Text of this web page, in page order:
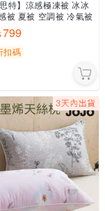
特】涼感極凍被 冰冰
被 夏被 空調被 冷氣被
799
扣碼